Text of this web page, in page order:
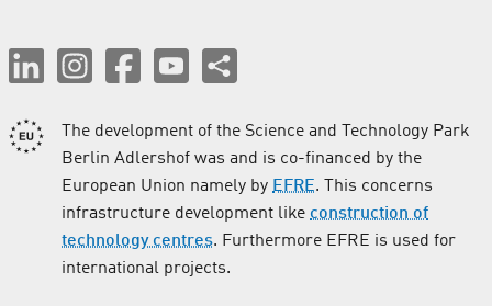
The development of the Science and Technology Park
Berlin Adlershof was and is co-financed by the
European Union namely by EFRE. This concerns
infrastructure development like construction of
technology centres. Furthermore EFRE is used for
international projects.